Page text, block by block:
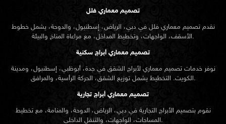
تصميم معماري فلل
نقدمتصميم معماري فلل في دبي، الرياض، إسطنبول، والدوحة، يشمل خطوط
الأسقف، الواجهات، وتخطيط المداخل، مع مراعاة المناخ والبيئة.
تصميم معماري أبراج سكنية
نوفر خدمات تصميم معماري لأبراج الشقق في جدة، أبوظبي، إسطنبول، ومدينة
الكويت. التخطيط يشمل توزيع الشقق، الحركة الرأسية، والمرافق.
تصميم معماري أبراج تجارية
نقوم بتصميم الأبراج التجارية في دبي، الرياض، الدوحة، والمنامة، مع تخطيط
المساحات، الواجهات، والتنقل الداخلي.